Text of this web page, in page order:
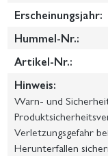
Erscheinungsjahr:
Hummel-Nr.:
Artikel-Nr.:
Hinweis:
Warn- und
Verletzungsgefahr
Herunterfallen